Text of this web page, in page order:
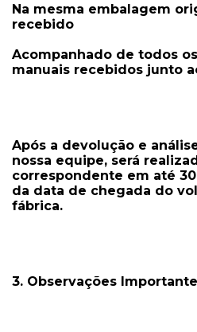
Na mesma embalagem
recebido
Acompanhado de todos
manuais recebidos junto
Após a devolução e
nossa equipe, será
correspondente em até
da data de chegada do
fábrica.
3. Observações